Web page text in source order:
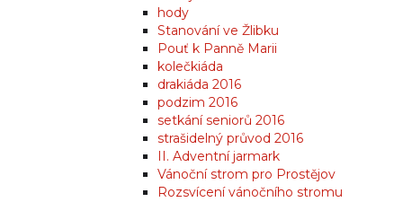
hody
Stanování ve Žlibku
Pouť k Panně Marii
kolečkiáda
drakiáda 2016
podzim 2016
setkání seniorů 2016
strašidelný průvod 2016
II. Adventní jarmark
Vánoční strom pro Prostějov
Rozsvícení vánočního stromu